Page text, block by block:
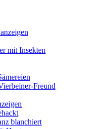
mit Insekten
Freund
blanchiert